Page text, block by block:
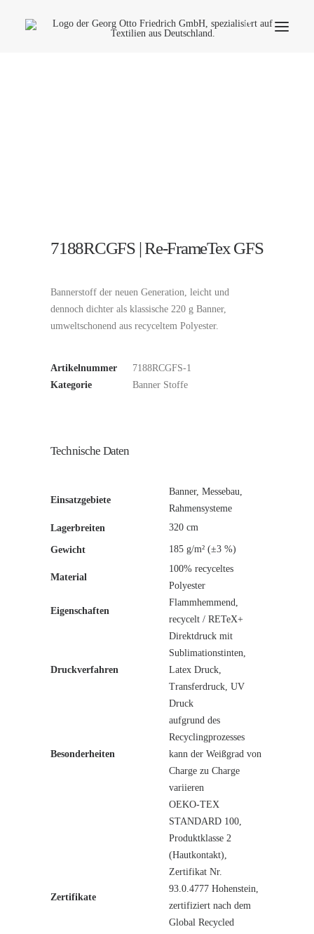
7188RCGFS | Re-FrameTex GFS
Bannerstoff der neuen Generation, leicht und
dennoch dichter als klassische 220 g Banner,
umweltschonend aus recyceltem Polyester.
Artikelnummer
7188RCGFS-1
Kategorie
Banner Stoffe
Technische Daten
Einsatzgebiete
Banner, Messebau,
Rahmensysteme
Lagerbreiten
320 cm
Gewicht 185 g/m² (±3 %)
Material
100% recyceltes
Polyester
Eigenschaften
Flammhemmend,
recycelt / RETeX+
Druckverfahren
Direktdruck mit
Sublimationstinten,
Latex Druck,
Transferdruck, UV
Druck
Besonderheiten
aufgrund des
Recyclingprozesses
kann der Weißgrad von
Charge zu Charge
variieren
Zertifikate
OEKO-TEX
STANDARD 100,
Produktklasse 2
(Hautkontakt),
Zertifikat Nr.
93.0.4777 Hohenstein,
zertifiziert nach dem
Global Recycled